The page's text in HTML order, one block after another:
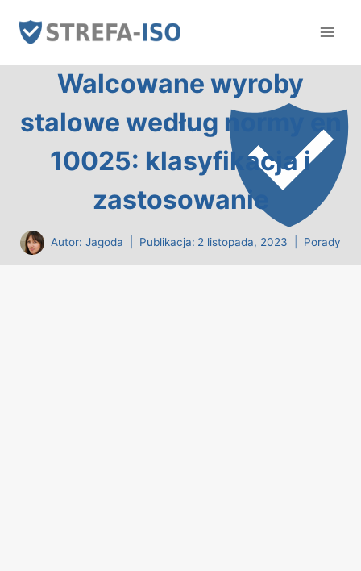
Walcowane wyroby
stalowe według normy en
10025: klasyfikacja i
zastosowanie
Autor: Jagoda Publikacja: 2 listopada, 2023 Porady